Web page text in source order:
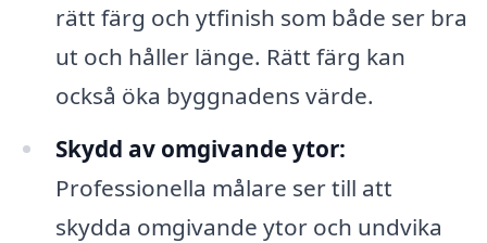
rätt färg och ytfinish som både ser bra
ut och håller länge. Rätt färg kan
också öka byggnadens värde.
Skydd av omgivande ytor:
Professionella målare ser till att
skydda omgivande ytor och undvika